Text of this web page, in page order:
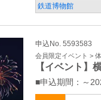
鉄道博物館
申込No. 5593583
会員限定イベント >
【イベント】
■申込期間：～